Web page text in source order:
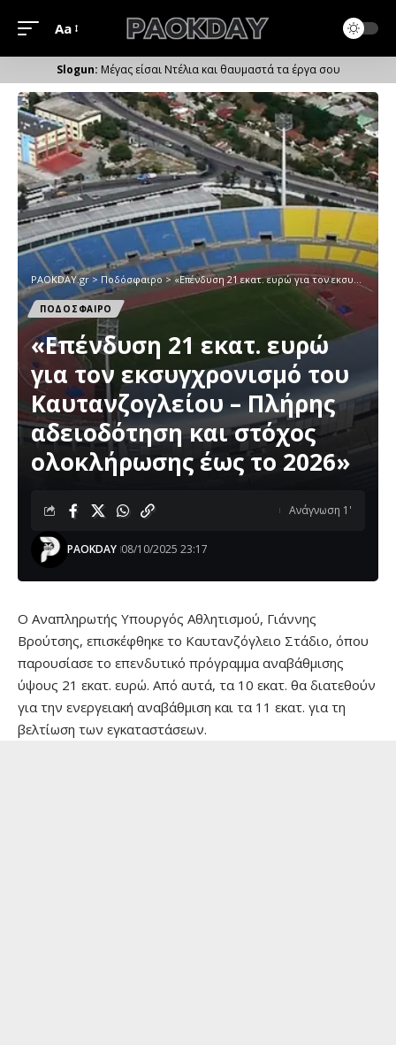
Μέγεθος
Γραμματοσειράς
Aa
Μέγας είσαι Ντέλια και θαυμαστά τα έργα σου
PAOKDAY.gr>Ποδόσφαιρο>«Επένδυση 21 εκατ. ευρώ για τον εκσυγχρονισμό του Καυτανζογλείου – Πλήρης αδειοδότηση και στόχος ολοκλήρωσης έως το 2026»
ΠΟΔΟΣΦΑΙΡΟ
«Επένδυση 21 εκατ. ευρώ
για τον εκσυγχρονισμό του
Καυτανζογλείου – Πλήρης
αδειοδότηση και στόχος
ολοκλήρωσης έως το 2026»
PAOKDAY 08/10/2025 23:17
Ανάγνωση 1'
Ο Αναπληρωτής Υπουργός Αθλητισμού, Γιάννης
Βρούτσης, επισκέφθηκε το Καυτανζόγλειο Στάδιο, όπου
παρουσίασε το επενδυτικό πρόγραμμα αναβάθμισης
ύψους 21 εκατ. ευρώ. Από αυτά, τα 10 εκατ. θα διατεθούν
για την ενεργειακή αναβάθμιση και τα 11 εκατ. για τη
βελτίωση των εγκαταστάσεων.